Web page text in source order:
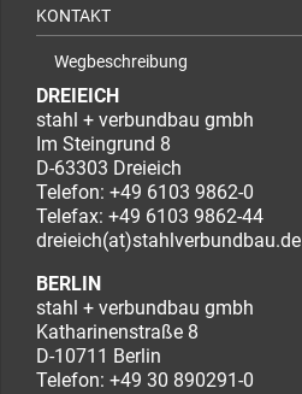
KONTAKT
Wegbeschreibung
DREIEICH
stahl + verbundbau gmbh
Im Steingrund 8
D-63303 Dreieich
Telefon: +49 6103 9862-0
Telefax: +49 6103 9862-44
dreieich(at)stahlverbundbau.de
BERLIN
stahl + verbundbau gmbh
Katharinenstraße 8
D-10711 Berlin
Telefon: +49 30 890291-0